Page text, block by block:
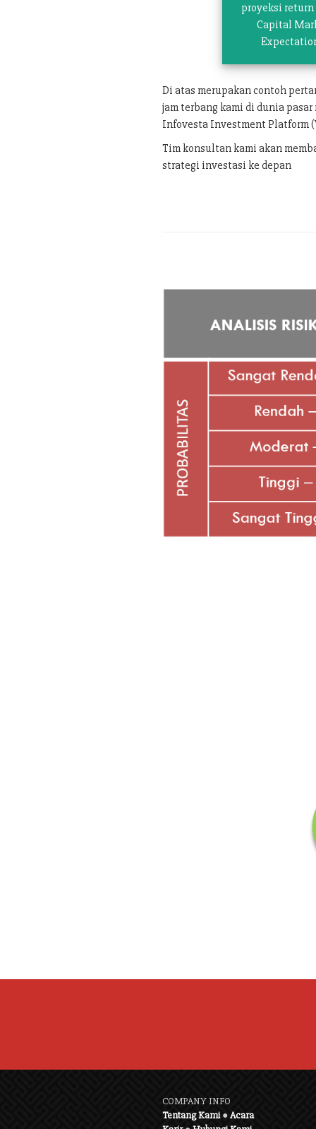
proyeksi return
Capital
Di atas merupakan contoh
jam terbang kami di dunia
Infovesta Investment Platform
Tim konsultan kami akan
strategi investasi ke depan
COMPANY INFO
Tentang Kami●Acara